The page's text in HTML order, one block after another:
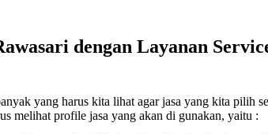
dengan Layanan
yang harus kita lihat agar jasa yang kita pilih
melihat profile jasa yang akan di gunakan, yaitu :